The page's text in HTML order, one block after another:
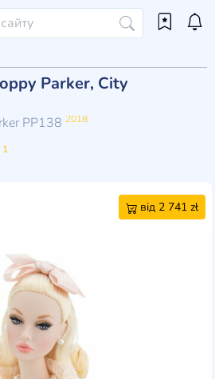
Parker, City
PP138 2018
1
від 2 741 zł